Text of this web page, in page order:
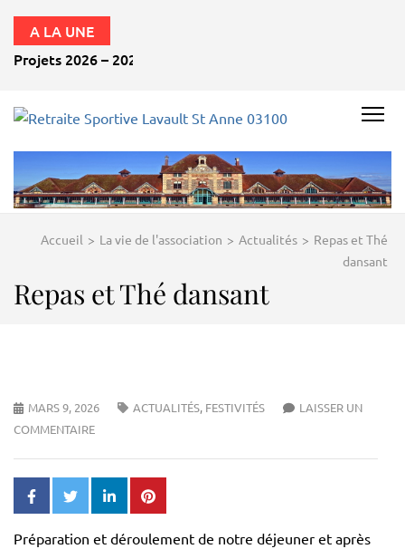
A LA UNE
Projets 2026 – 2027
SPORTIVE
LAVAULT
03100
Accueil > La vie de l'association > Actualités > Repas et Thé
dansant
Repas et Thé dansant
MARS 9, 2026 ACTUALITÉS, FESTIVITÉS
LAISSER UN
COMMENTAIRE
Préparation et déroulement de notre déjeuner et après